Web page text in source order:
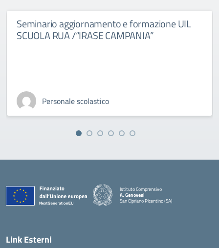
Seminario aggiornamento e formazione UIL
SCUOLA RUA /“IRASE CAMPANIA”
Personale scolastico
Istituto Comprensivo
A. Genovesi
San Cipriano Picentino (SA)
— Visita la pagina iniziale della scuola
Link Esterni